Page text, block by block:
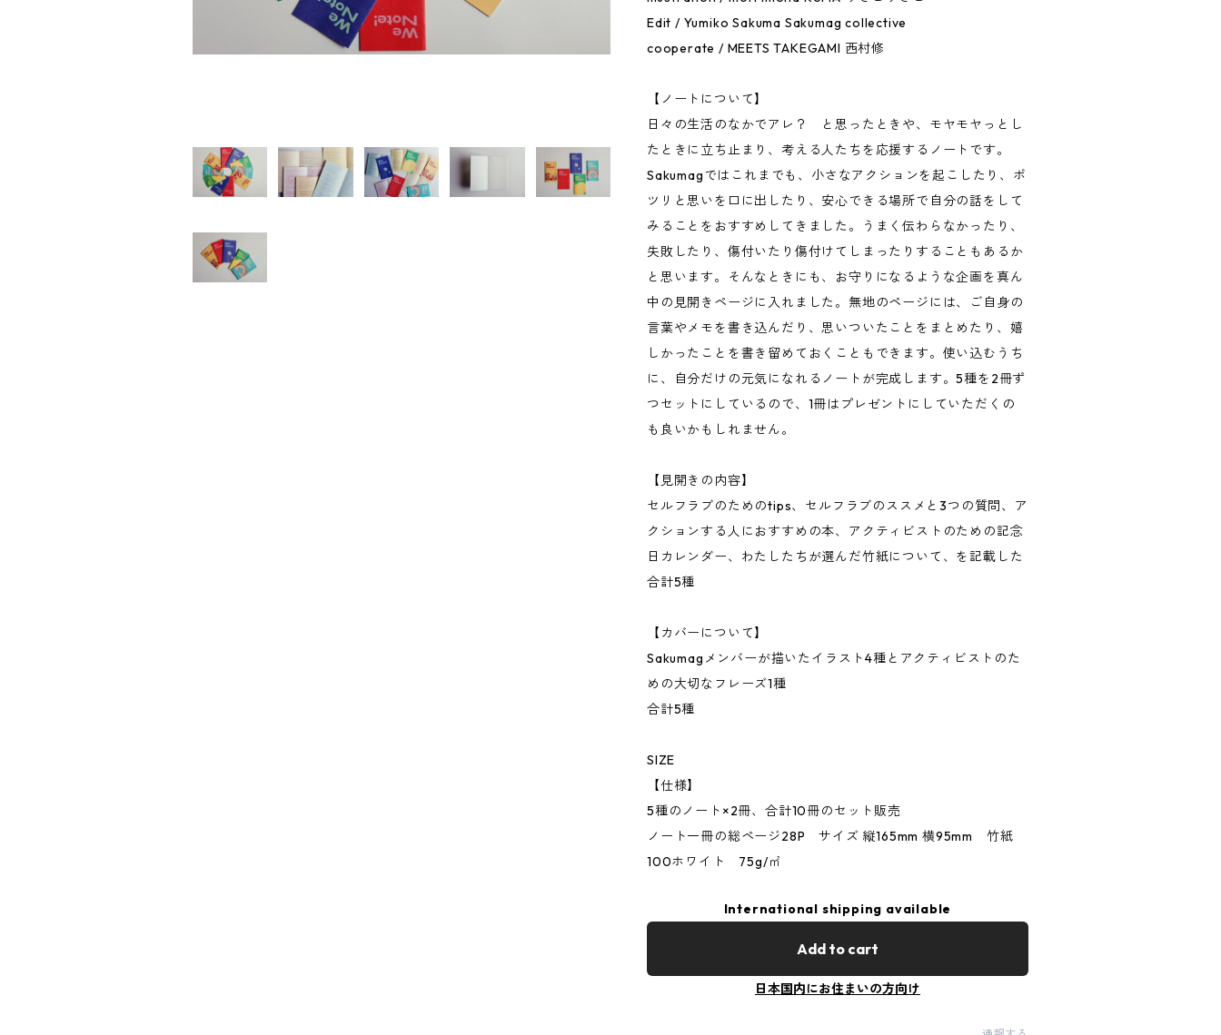
Edit / Yumiko Sakuma Sakumag collective
cooperate / MEETS TAKEGAMI 西村修
【ノートについて】
日々の生活のなかでアレ？ と思ったときや、モヤモヤっとし
たときに立ち止まり、考える人たちを応援するノートです。
Sakumagではこれまでも、小さなアクションを起こしたり、ポ
ツリと思いを口に出したり、安心できる場所で自分の話をして
みることをおすすめしてきました。うまく伝わらなかったり、
失敗したり、傷付いたり傷付けてしまったりすることもあるか
と思います。そんなときにも、お守りになるような企画を真ん
中の見開きページに入れました。無地のページには、ご自身の
言葉やメモを書き込んだり、思いついたことをまとめたり、嬉
しかったことを書き留めておくこともできます。使い込むうち
に、自分だけの元気になれるノートが完成します。5種を2冊ず
つセットにしているので、1冊はプレゼントにしていただくの
も良いかもしれません。
【見開きの内容】
セルフラブのためのtips、セルフラブのススメと3つの質問、ア
クションする人におすすめの本、アクティビストのための記念
日カレンダー、わたしたちが選んだ竹紙について、を記載した
合計5種
【カバーについて】
Sakumagメンバーが描いたイラスト4種とアクティビストのた
めの大切なフレーズ1種
合計5種
SIZE
【仕様】
5種のノート×2冊、合計10冊のセット販売
ノート一冊の総ページ28P サイズ 縦165mm 横95mm 竹紙
100ホワイト 75g/㎡
International shipping available
Add to cart
日本国内にお住まいの方向け